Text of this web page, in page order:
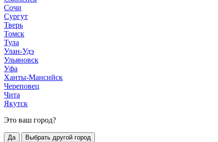
Сочи
Сургут
Тверь
Томск
Тула
Улан-Удэ
Ульяновск
Уфа
Ханты-Мансийск
Череповец
Чита
Якутск
Это ваш город?
Да Выбрать другой город